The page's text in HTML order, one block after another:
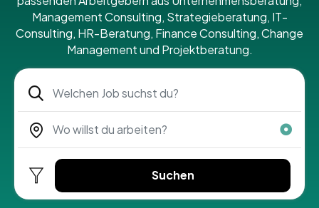
Management Consulting, Strategieberatung, IT-
Consulting, HR-Beratung, Finance Consulting, Change
Management und Projektberatung.
Suchen